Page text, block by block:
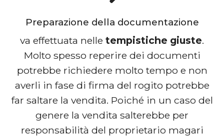
Preparazione della documentazione
va effettuata nelle tempistiche giuste.
Molto spesso reperire dei documenti
potrebbe richiedere molto tempo e non
averli in fase di firma del rogito potrebbe
far saltare la vendita. Poiché in un caso del
genere la vendita salterebbe per
responsabilità del proprietario magari